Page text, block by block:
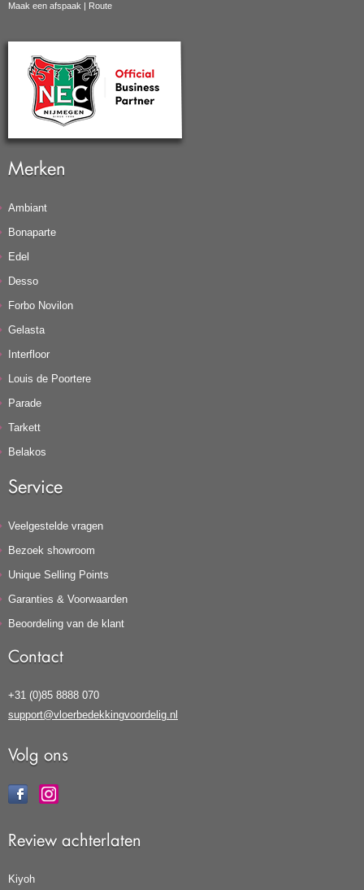
Maak een afspaak Route
Merken
Ambiant
Bonaparte
Edel
Desso
Forbo Novilon
Gelasta
Interfloor
Louis de Poortere
Parade
Tarkett
Belakos
Service
Veelgestelde vragen
Bezoek showroom
Unique Selling Points
Garanties & Voorwaarden
Beoordeling van de klant
Contact
+31 (0)85 8888 070
support@vloerbedekkingvoordelig.nl
Volg ons
Review achterlaten
Kiyoh